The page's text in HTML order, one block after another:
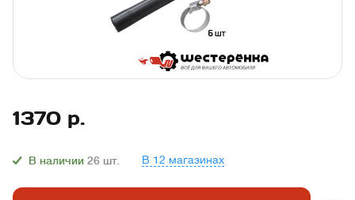
1370 р.
В наличии 26 шт. В 12 магазинах